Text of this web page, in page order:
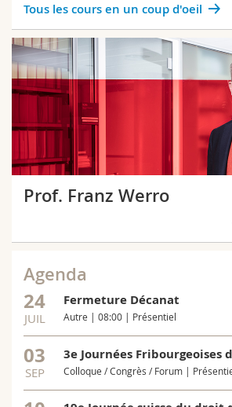
Tous les cours en un coup d'oeil
Prof. Franz Werro
Agenda
24
JUIL
Fermeture Décanat
Autre | 08:00 | Présentiel
03
SEP
3e Journées Fribourgeoises
Colloque / Congrès / Forum |